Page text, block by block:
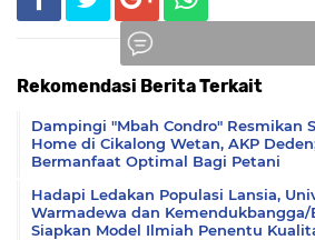
Rekomendasi Berita Terkait
Dampingi "Mbah Condro" Resmikan
Home di Cikalong Wetan, AKP
Bermanfaat Optimal Bagi Petani
Hadapi Ledakan Populasi Lansia,
Warmadewa dan Kemendukbangga/
Siapkan Model Ilmiah Penentu